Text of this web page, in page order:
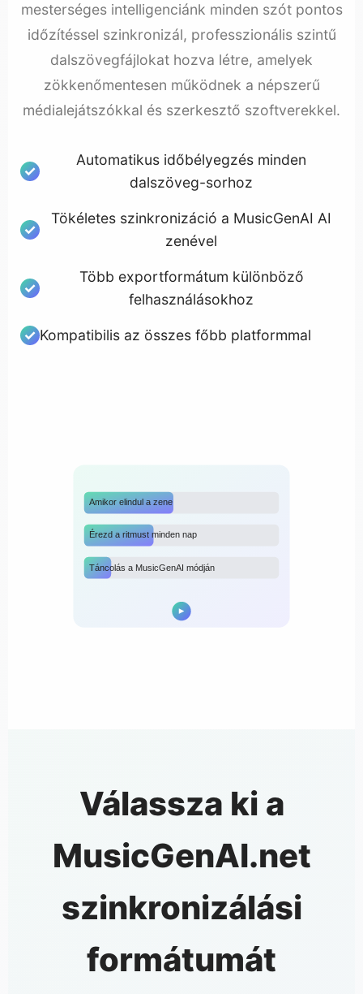
mesterséges intelligenciánk minden szót pontos
időzítéssel szinkronizál, professzionális szintű
dalszövegfájlokat hozva létre, amelyek
zökkenőmentesen működnek a népszerű
médialejátszókkal és szerkesztő szoftverekkel.
Automatikus időbélyegzés minden
dalszöveg-sorhoz
Tökéletes szinkronizáció a MusicGenAI AI
zenével
Több exportformátum különböző
felhasználásokhoz
Kompatibilis az összes főbb platformmal
Amikor elindul a zene
Érezd a ritmust minden nap
Táncolás a MusicGenAI módján
Válassza ki a
MusicGenAI.net
szinkronizálási
formátumát